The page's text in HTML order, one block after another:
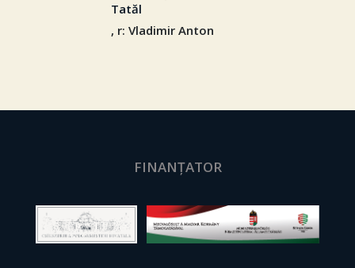
Tatăl
, r: Vladimir Anton
FINANȚATOR